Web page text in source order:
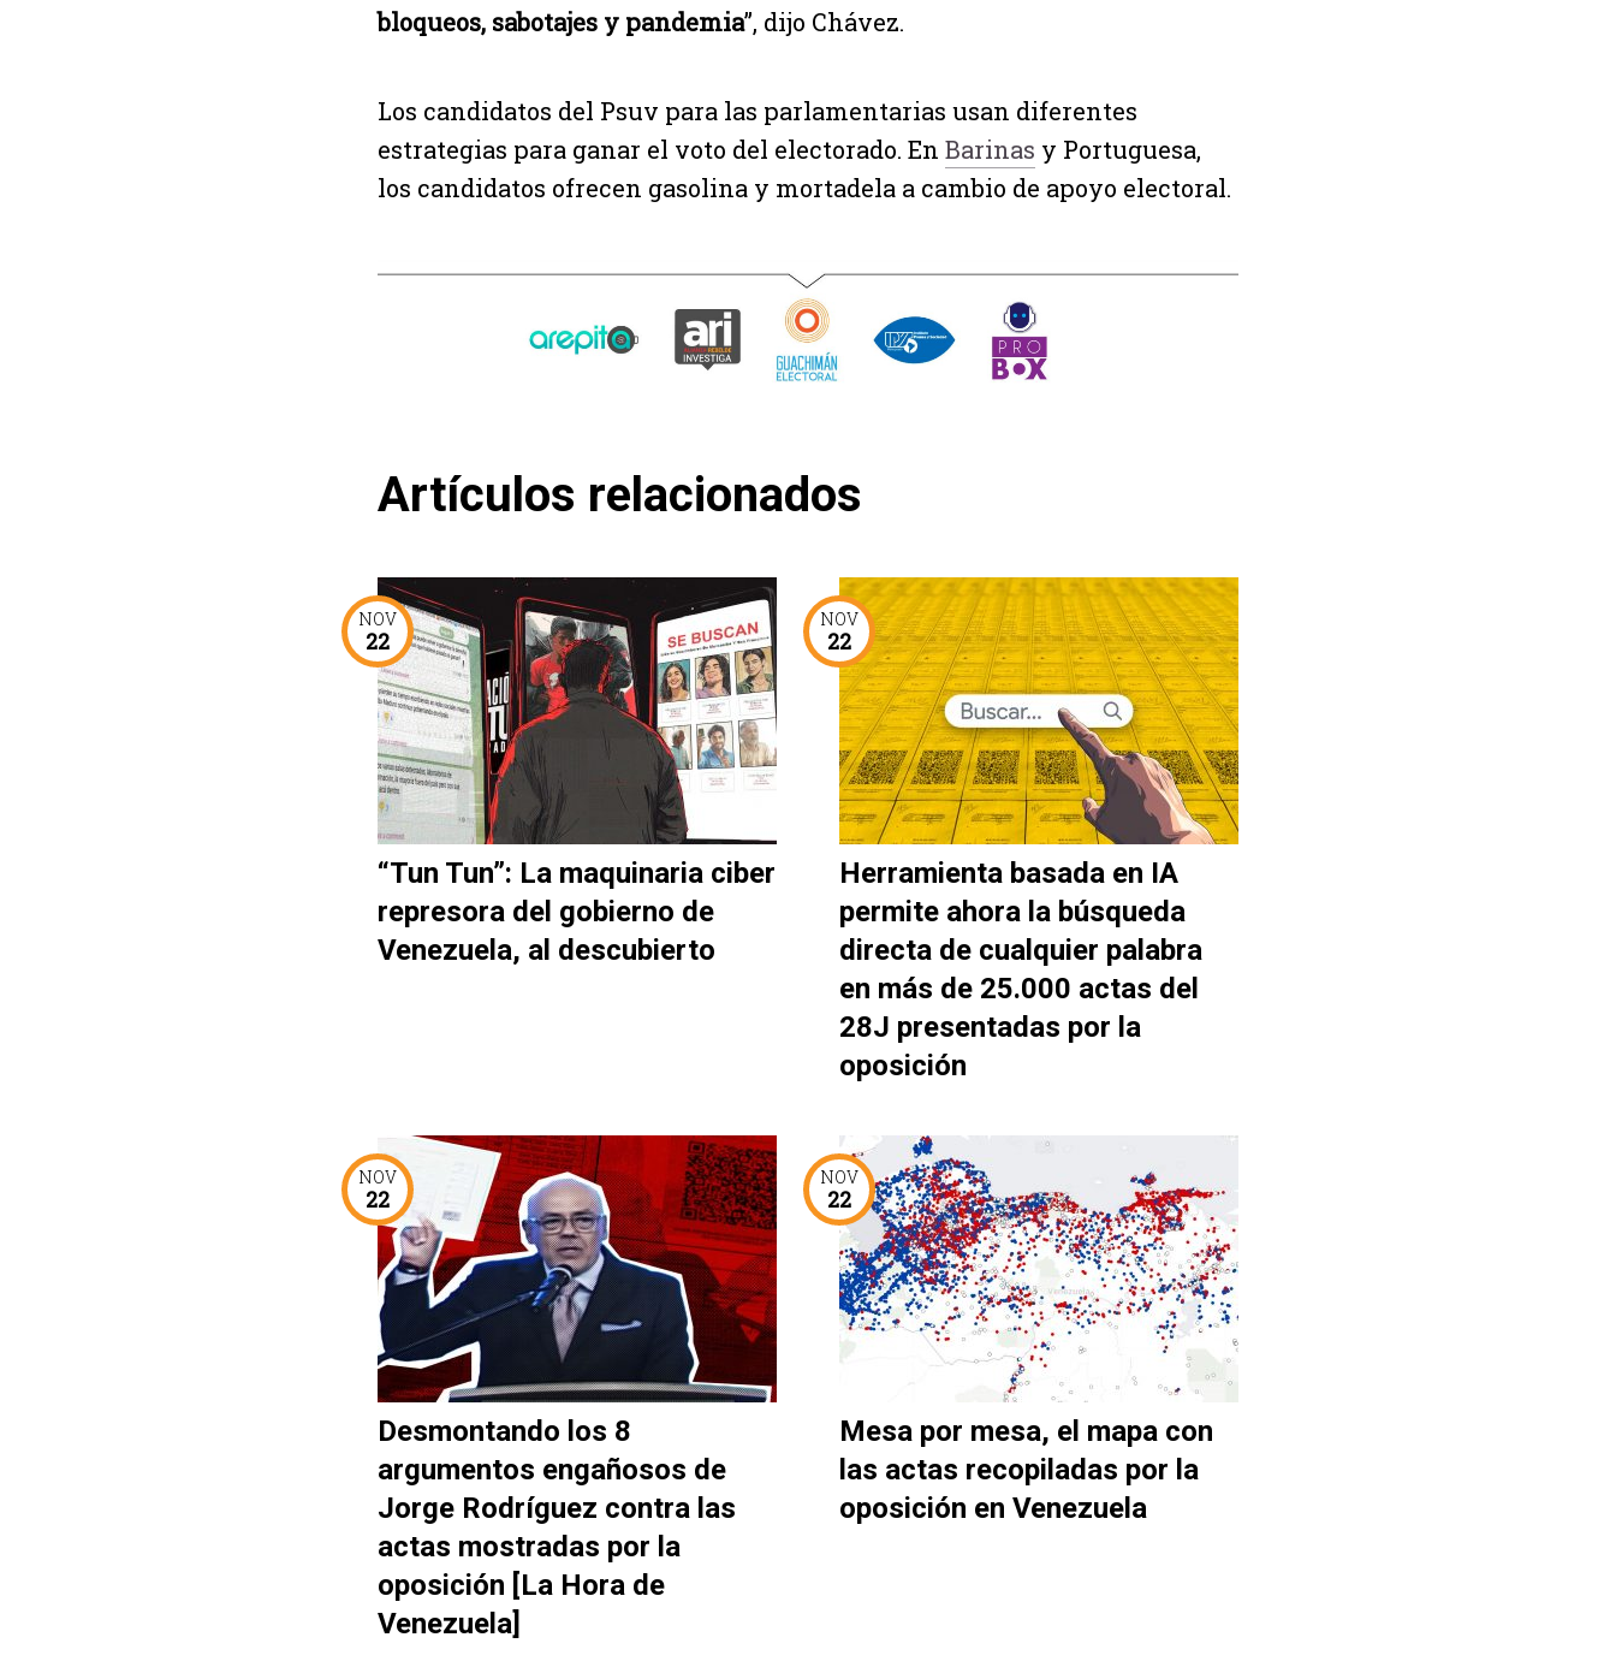
bloqueos, sabotajes y pandemia”, dijo Chávez.
Los candidatos del Psuv para las parlamentarias usan diferentes
estrategias para ganar el voto del electorado. En Barinas y Portuguesa,
los candidatos ofrecen gasolina y mortadela a cambio de apoyo electoral.
Artículos relacionados
NOV
22
“Tun Tun”: La maquinaria ciber
represora del gobierno de
Venezuela, al descubierto
NOV
22
Herramienta basada en IA
permite ahora la búsqueda
directa de cualquier palabra
en más de 25.000 actas del
28J presentadas por la
oposición
NOV
22
Desmontando los 8
argumentos engañosos de
Jorge Rodríguez contra las
actas mostradas por la
oposición [La Hora de
Venezuela]
NOV
22
Mesa por mesa, el mapa con
las actas recopiladas por la
oposición en Venezuela